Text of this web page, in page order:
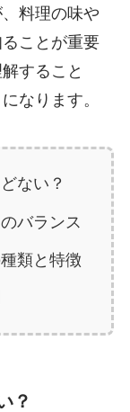
料理の味や
ことが重要
すること
なります。
ない？
バランス
類と特徴
？